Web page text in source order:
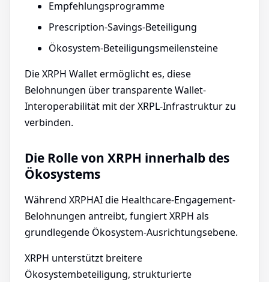
Empfehlungsprogramme
Prescription-Savings-Beteiligung
Ökosystem-Beteiligungsmeilensteine
Die XRPH Wallet ermöglicht es, diese
Belohnungen über transparente Wallet-
Interoperabilität mit der XRPL-Infrastruktur zu
verbinden.
Die Rolle von XRPH innerhalb des
Ökosystems
Während XRPHAI die Healthcare-Engagement-
Belohnungen antreibt, fungiert XRPH als
grundlegende Ökosystem-Ausrichtungsebene.
XRPH unterstützt breitere
Ökosystembeteiligung, strukturierte